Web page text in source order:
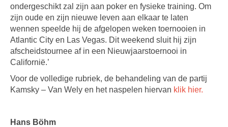
ondergeschikt zal zijn aan poker en fysieke training. Om
zijn oude en zijn nieuwe leven aan elkaar te laten
wennen speelde hij de afgelopen weken toernooien in
Atlantic City en Las Vegas. Dit weekend sluit hij zijn
afscheidstournee af in een Nieuwjaarstoernooi in
Californië.’
Voor de volledige rubriek, de behandeling van de partij
Kamsky – Van Wely en het naspelen hiervan klik hier.
Hans Böhm